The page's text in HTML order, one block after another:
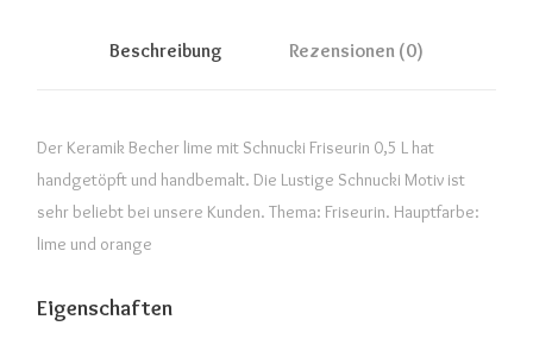
Beschreibung Rezensionen (0)
Der Keramik Becher lime mit Schnucki Friseurin 0,5 L hat
handgetöpft und handbemalt. Die Lustige Schnucki Motiv ist
sehr beliebt bei unsere Kunden. Thema: Friseurin. Hauptfarbe:
lime und orange
Eigenschaften